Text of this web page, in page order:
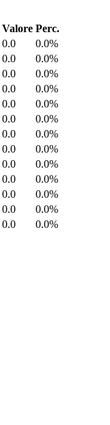
Valore Perc.
0.0
0.0%
0.0
0.0%
0.0
0.0%
0.0
0.0%
0.0
0.0%
0.0
0.0%
0.0
0.0%
0.0
0.0%
0.0
0.0%
0.0
0.0%
0.0
0.0%
0.0
0.0%
0.0
0.0%